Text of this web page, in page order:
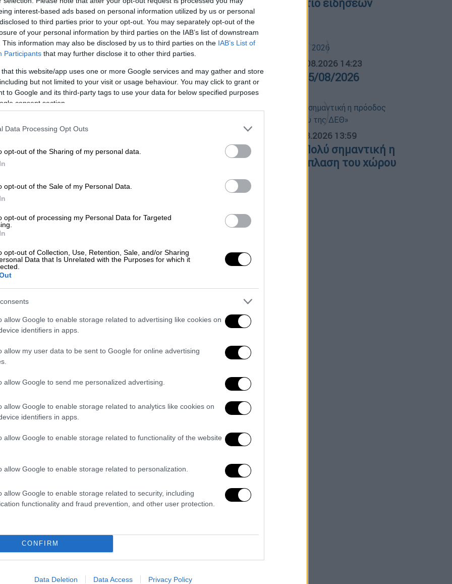
interest-based ads based on personal information utilized by us or personal
to third parties prior to your opt-out. You may separately opt-out of the
of your personal information by third parties on the IAB’s list of downstream
This information may also be disclosed by us to third parties on the IAB’s List of
Participants that may further disclose it to other third parties.
that this website/app uses one or more Google services and may gather and store
but not limited to your visit or usage behaviour. You may click to grant or
to Google and its third-party tags to use your data for below specified purposes
consent section.
Data Processing Opt Outs
opt-out of the Sharing of my personal data.
opt-out of the Sale of my Personal Data.
opt-out of processing my Personal Data for Targeted
opt-out of Collection, Use, Retention, Sale, and/or Sharing
Data that Is Unrelated with the Purposes for which it
allow Google to enable storage related to advertising like cookies on
identifiers in apps.
allow my user data to be sent to Google for online advertising
allow Google to send me personalized advertising.
allow Google to enable storage related to analytics like cookies on
identifiers in apps.
allow Google to enable storage related to functionality of the website
allow Google to enable storage related to personalization.
allow Google to enable storage related to security, including
functionality and fraud prevention, and other user protection.
CONFIRM
Data Deletion Data Access Privacy Policy
πόλη
Σινεμά| 09.04.2026 12:00
«Ξεκινήματα» με την Τρίνε
Ντίρχολμ: Ένας ακόμα ρόλος ζωής
για την απόλυτη σταρ του
δανέζικου σινεμά
Μία τρυφερή και βαθιά ανθρώπινη
ιστορία για τα νέα ξεκινήματα, την
πιο απρόβλεπτη στιγμή
03.04.2026 01:45
μεγάλο βραβείο του 26oυ
Κινηματογράφου Ελλάδος
Την Τετάρτη 1η Απριλίου 2026
Γαλλόφωνου Κινηματογράφου
Ελλάδος στον κινηματογράφο Δαναό
Γαλάζιο Mονοπάτι: O Γκαμπριέλ
τολμηρή οδύσσεια στο εγγύς
Η οδύσσεια μιας ηλικιωμένης που
δραπετεύει από την επιτήρηση και
την αναγκαστική συνταξιοδότηση,
«Η αγάπη που απομένει» του
Πάλμασον είναι η επίσημη
τα φετινά Όσκαρ
Σύμφωνα με το Variety, πρόκειται για
«ένα άλμπουμ από σκηνές γάμου,
ταυτόχρονα σπαρακτικές, μαύρα
Μεσημεριανό δελτίο ειδήσεων
05/08/2026
05.08.2026 14:23
Αθλητικό δελτίο 05/08/2026
05.08.2026 13:59
Κ.Μητσοτάκης: «Πολύ σημαντική η
πρόοδος στην ανάπλαση του χώρου
της ΔΕΘ»